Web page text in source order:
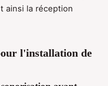
ainsi la réception
l'installation de